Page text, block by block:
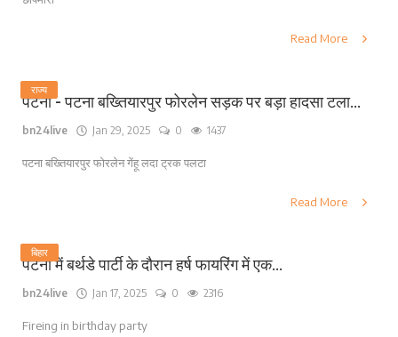
Read More
राज्य
पटना - पटना बख्तियारपुर फोरलेन सड़क पर बड़ा हादसा टला...
bn24live Jan 29, 2025 0 1437
पटना बख्तियारपुर फोरलेन गेंहू लदा ट्रक पलटा
Read More
बिहार
पटना में बर्थडे पार्टी के दौरान हर्ष फायरिंग में एक...
bn24live Jan 17, 2025 0 2316
Fireing in birthday party